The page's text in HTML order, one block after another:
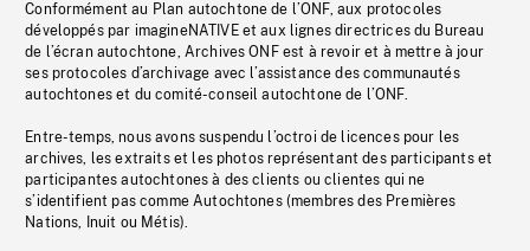
Conformément au Plan autochtone de l’ONF, aux protocoles
développés par imagineNATIVE et aux lignes directrices du Bureau
de l’écran autochtone, Archives ONF est à revoir et à mettre à jour
ses protocoles d’archivage avec l’assistance des communautés
autochtones et du comité-conseil autochtone de l’ONF.
Entre-temps, nous avons suspendu l’octroi de licences pour les
archives, les extraits et les photos représentant des participants et
participantes autochtones à des clients ou clientes qui ne
s’identifient pas comme Autochtones (membres des Premières
Nations, Inuit ou Métis).